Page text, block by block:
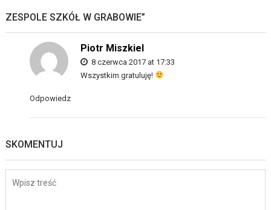
ZESPOLE SZKÓŁ W GRABOWIE”
Piotr Miszkiel
8 czerwca 2017 at 17:33
Wszystkim gratuluję!
Odpowiedz
SKOMENTUJ